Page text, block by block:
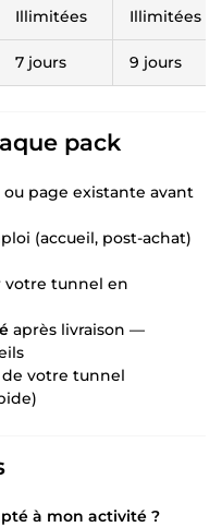
Illimitées Illimitées
7 jours 9 jours
pack
page existante avant
(accueil, post-achat)
votre tunnel en
après livraison —
de votre tunnel
à mon activité ?